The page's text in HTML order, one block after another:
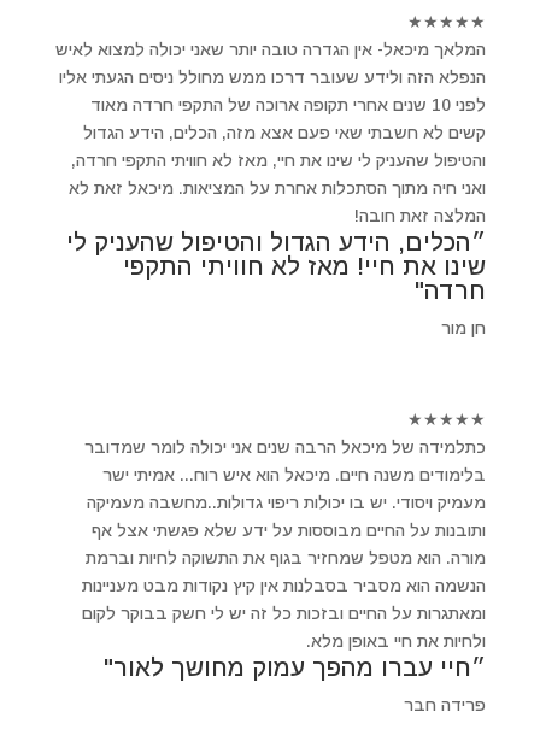
★
★
★
★
★
המלאך מיכאל- אין הגדרה טובה יותר שאני יכולה למצוא לאיש
הנפלא הזה ולידע שעובר דרכו ממש מחולל ניסים הגעתי אליו
לפני 10 שנים אחרי תקופה ארוכה של התקפי חרדה מאוד
קשים לא חשבתי שאי פעם אצא מזה, הכלים, הידע הגדול
והטיפול שהעניק לי שינו את חיי, מאז לא חוויתי התקפי חרדה,
ואני חיה מתוך הסתכלות אחרת על המציאות. מיכאל זאת לא
המלצה זאת חובה!
״הכלים, הידע הגדול והטיפול שהעניק לי
שינו את חיי! מאז לא חוויתי התקפי
חרדה"
חן מור
★
★
★
★
★
כתלמידה של מיכאל הרבה שנים אני יכולה לומר שמדובר
בלימודים משנה חיים. מיכאל הוא איש רוח... אמיתי ישר
מעמיק ויסודי. יש בו יכולות ריפוי גדולות..מחשבה מעמיקה
ותובנות על החיים מבוססות על ידע שלא פגשתי אצל אף
מורה. הוא מטפל שמחזיר בגוף את התשוקה לחיות וברמת
הנשמה הוא מסביר בסבלנות אין קיץ נקודות מבט מעניינות
ומאתגרות על החיים ובזכות כל זה יש לי חשק בבוקר לקום
ולחיות את חיי באופן מלא.
״חיי עברו מהפך עמוק מחושך לאור"
פרידה חבר